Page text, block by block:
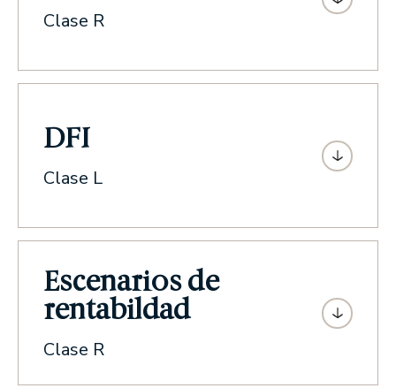
Clase R
DFI
Clase L
Escenarios de
rentabildad
Clase R